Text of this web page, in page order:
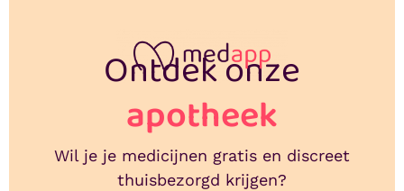
Ontdek onze
apotheek
Wil je je medicijnen gratis en discreet
thuisbezorgd krijgen?